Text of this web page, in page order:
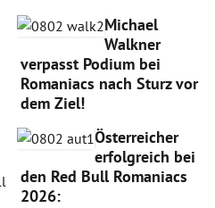
Michael
Walkner
verpasst Podium bei
Romaniacs nach Sturz vor
dem Ziel!
Österreicher
erfolgreich bei
den Red Bull Romaniacs
2026: